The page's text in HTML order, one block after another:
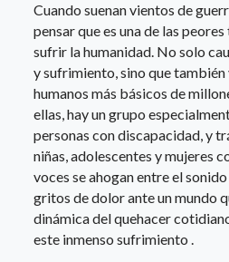
Cuando suenan vientos de
pensar que es una de las
sufrir la humanidad. No solo
y sufrimiento, sino que
humanos más básicos de
ellas, hay un grupo
personas con discapacidad, y
niñas, adolescentes y mujeres
voces se ahogan entre el
gritos de dolor ante un mundo
dinámica del quehacer
este inmenso sufrimiento .